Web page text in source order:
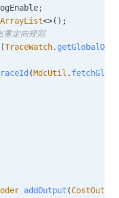
;
ArrayList<>( ) ;
定向规则
(TraceWatch.
(MdcUtil .
addOutput (CostOutput